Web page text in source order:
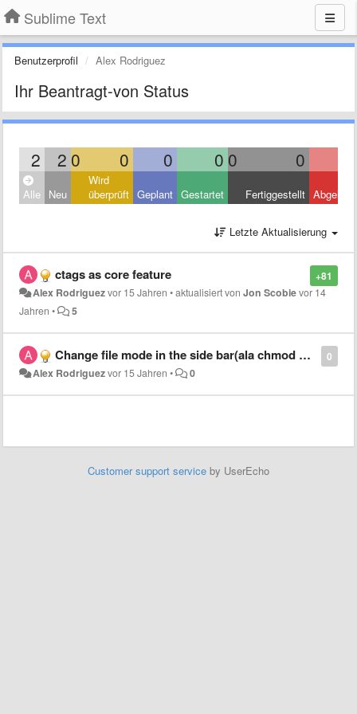
Sublime Text
Benutzerprofil Alex Rodriguez
Ihr Beantragt-von Status
2 2 0 0 0 0 0 0
Alle Neu
Wird
überprüft Geplant Gestartet Fertiggestellt
Letzte Aktualisierung
+81
ctags as core feature
Alex Rodriguezvor 15 Jahren •aktualisiert vonJon Scobievor 14
Jahren • 5
0
Change file mode in the side bar(ala chmod +w, etc)
Alex Rodriguezvor 15 Jahren • 0
Customer support service by UserEcho